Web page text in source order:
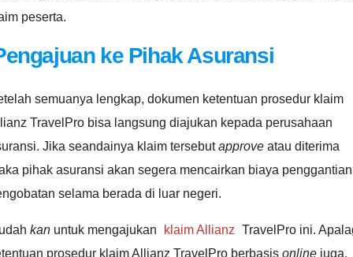
peserta.
ke Pihak Asuransi
semuanya lengkap, dokumen ketentuan prosedur klaim
TravelPro bisa langsung diajukan kepada perusahaan
Jika seandainya klaim tersebutapprove atau diterima
pihak asuransi akan segera mencairkan biaya penggantian
selama berada di luar negeri.
kan untuk mengajukan klaim Allianz TravelPro ini.
prosedur klaim Allianz TravelPro berbasis online juga.